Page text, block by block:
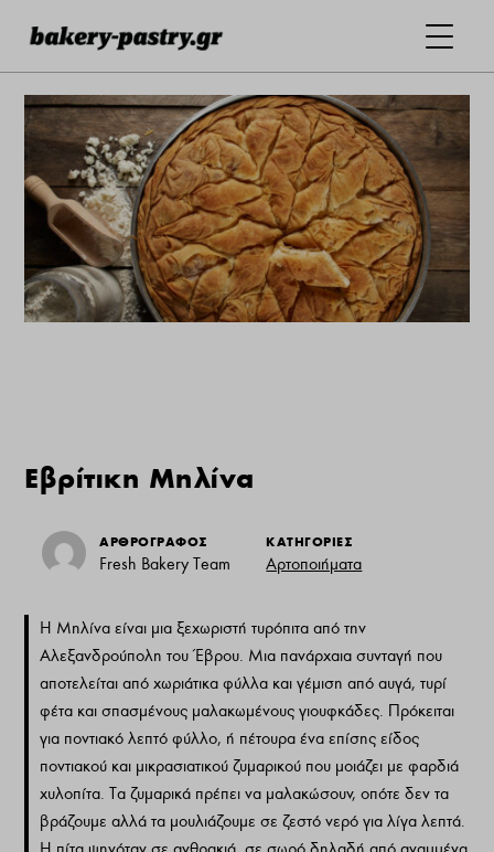
Εβρίτικη Μηλίνα
ΑΡΘΡΟΓΡΑΦΟΣ
Fresh Bakery Team
ΚΑΤΗΓΟΡΙΕΣ
Αρτοποιήματα
Η Μηλίνα είναι μια ξεχωριστή τυρόπιτα από την
Αλεξανδρούπολη του Έβρου. Μια πανάρχαια συνταγή που
αποτελείται από χωριάτικα φύλλα και γέμιση από αυγά, τυρί
φέτα και σπασμένους μαλακωμένους γιουφκάδες. Πρόκειται
για ποντιακό λεπτό φύλλο, ή πέτουρα ένα επίσης είδος
ποντιακού και μικρασιατικού ζυμαρικού που μοιάζει με φαρδιά
χυλοπίτα. Τα ζυμαρικά πρέπει να μαλακώσουν, οπότε δεν τα
βράζουμε αλλά τα μουλιάζουμε σε ζεστό νερό για λίγα λεπτά.